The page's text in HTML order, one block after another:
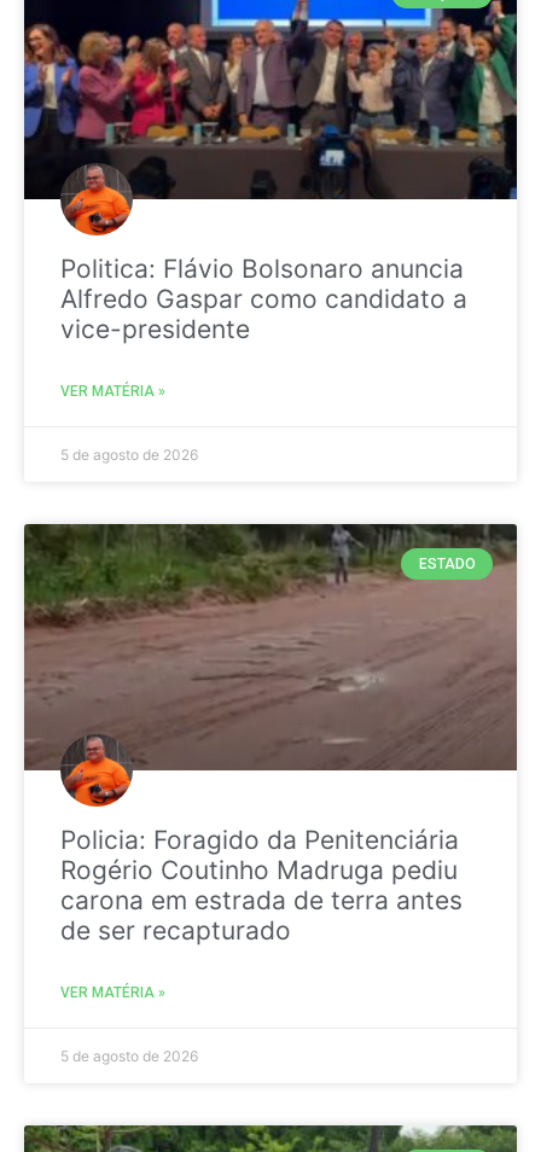
Politica: Flávio Bolsonaro anuncia
Alfredo Gaspar como candidato a
vice-presidente
VER MATÉRIA »
5 de agosto de 2026
ESTADO
Policia: Foragido da Penitenciária
Rogério Coutinho Madruga pediu
carona em estrada de terra antes
de ser recapturado
VER MATÉRIA »
5 de agosto de 2026